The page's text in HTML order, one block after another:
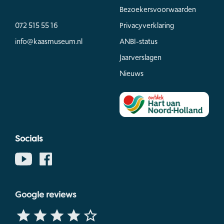
072 515 55 16
info@kaasmuseum.nl
Socials
Google reviews
Bezoekersvoorwaarden
Privacyverklaring
ANBI-status
Jaarverslagen
Nieuws